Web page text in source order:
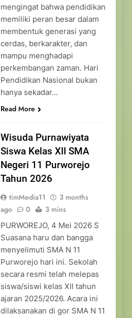
mengingat bahwa pendidikan
memiliki peran besar dalam
membentuk generasi yang
cerdas, berkarakter, dan
mampu menghadapi
perkembangan zaman. Hari
Pendidikan Nasional bukan
hanya sekadar…
Read More
Wisuda Purnawiyata
Siswa Kelas XII SMA
Negeri 11 Purworejo
Tahun 2026
timMedia11
3 months
ago
0 3 mins
PURWOREJO, 4 Mei 2026 S
Suasana haru dan bangga
menyelimuti SMA N 11
Purworejo hari ini. Sekolah
secara resmi telah melepas
siswa/siswi kelas XII tahun
ajaran 2025/2026. Acara ini
dilaksanakan di gor SMA N 11